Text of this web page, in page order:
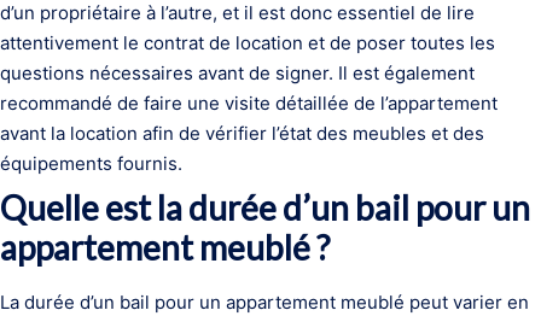
d’un propriétaire à l’autre, et il est donc essentiel de lire
attentivement le contrat de location et de poser toutes les
questions nécessaires avant de signer. Il est également
recommandé de faire une visite détaillée de l’appartement
avant la location afin de vérifier l’état des meubles et des
équipements fournis.
Quelle est la durée d’un bail pour un
appartement meublé ?
La durée d’un bail pour un appartement meublé peut varier en